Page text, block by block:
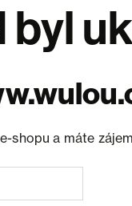
byl
shopu a máte